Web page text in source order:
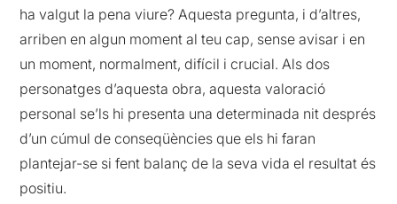
ha valgut la pena viure? Aquesta pregunta, i d’altres,
arriben en algun moment al teu cap, sense avisar i en
un moment, normalment, difícil i crucial. Als dos
personatges d’aquesta obra, aquesta valoració
personal se’ls hi presenta una determinada nit després
d’un cúmul de conseqüències que els hi faran
plantejar-se si fent balanç de la seva vida el resultat és
positiu.